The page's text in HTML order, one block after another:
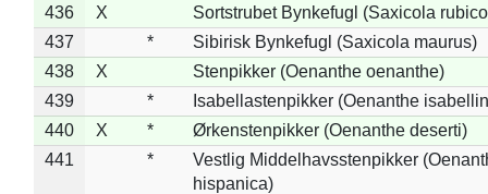
436
X
Sortstrubet Bynkefugl (Saxicola
437
*
Sibirisk Bynkefugl (Saxicola maurus)
438
X
Stenpikker (Oenanthe oenanthe)
439
*
Isabellastenpikker (Oenanthe
440
X *
Ørkenstenpikker (Oenanthe deserti)
441
*
Vestlig Middelhavsstenpikker
hispanica)